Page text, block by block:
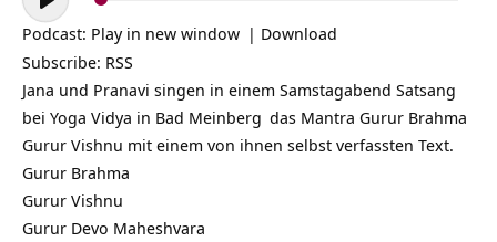
Player
Podcast: Play in new window | Download
Subscribe: RSS
Jana und Pranavi singen in einem Samstagabend Satsang
bei Yoga Vidya in Bad Meinberg das Mantra Gurur Brahma
Gurur Vishnu mit einem von ihnen selbst verfassten Text.
Gurur Brahma
Gurur Vishnu
Gurur Devo Maheshvara